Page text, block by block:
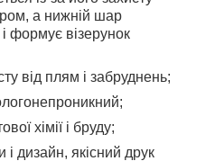
а нижній шар
формує візерунок
від плям і забруднень;
хімії і бруду;
і дизайн, якісний друк